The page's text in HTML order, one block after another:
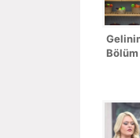
Bölüm